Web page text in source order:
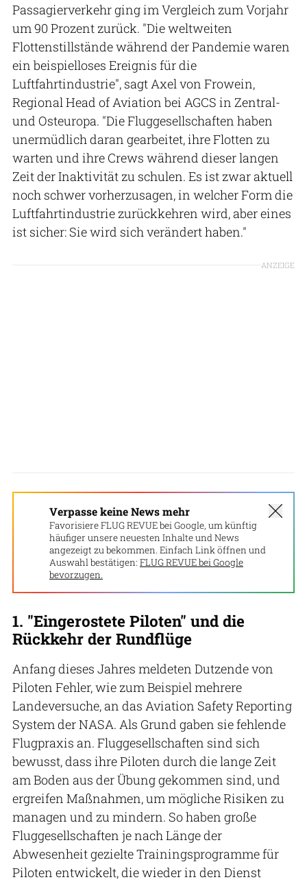
Passagierverkehr ging im Vergleich zum Vorjahr
um 90 Prozent zurück. "Die weltweiten
Flottenstillstände während der Pandemie waren
ein beispielloses Ereignis für die
Luftfahrtindustrie", sagt Axel von Frowein,
Regional Head of Aviation bei AGCS in Zentral-
und Osteuropa. "Die Fluggesellschaften haben
unermüdlich daran gearbeitet, ihre Flotten zu
warten und ihre Crews während dieser langen
Zeit der Inaktivität zu schulen. Es ist zwar aktuell
noch schwer vorherzusagen, in welcher Form die
Luftfahrtindustrie zurückkehren wird, aber eines
ist sicher: Sie wird sich verändert haben."
ANZEIGE
Verpasse keine News mehr
Favorisiere FLUG REVUE bei Google, um künftig
häufiger unsere neuesten Inhalte und News
angezeigt zu bekommen. Einfach Link öffnen und
Auswahl bestätigen: FLUG REVUE bei Google
bevorzugen.
1. "Eingerostete Piloten" und die
Rückkehr der Rundflüge
Anfang dieses Jahres meldeten Dutzende von
Piloten Fehler, wie zum Beispiel mehrere
Landeversuche, an das Aviation Safety Reporting
System der NASA. Als Grund gaben sie fehlende
Flugpraxis an. Fluggesellschaften sind sich
bewusst, dass ihre Piloten durch die lange Zeit
am Boden aus der Übung gekommen sind, und
ergreifen Maßnahmen, um mögliche Risiken zu
managen und zu mindern. So haben große
Fluggesellschaften je nach Länge der
Abwesenheit gezielte Trainingsprogramme für
Piloten entwickelt, die wieder in den Dienst